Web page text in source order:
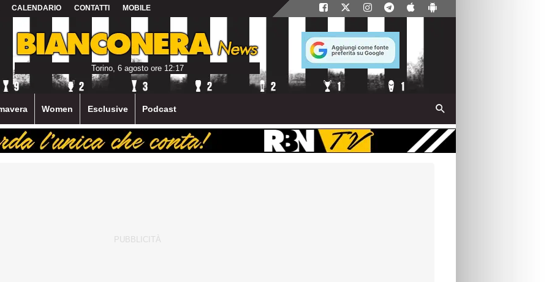
CALENDARIO CONTATTI MOBILE
Torino, 6 agosto ore 12:17
Women Esclusive Podcast